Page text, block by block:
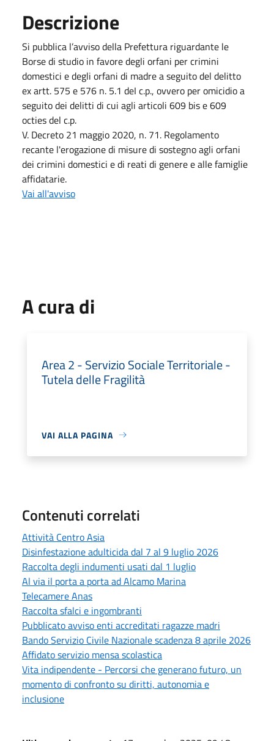
Descrizione
Si pubblica l’avviso della Prefettura riguardante le
Borse di studio in favore degli orfani per crimini
domestici e degli orfani di madre a seguito del delitto
ex artt. 575 e 576 n. 5.1 deI c.p., ovvero per omicidio a
seguito dei delitti di cui agli articoli 609 bis e 609
octies del c.p.
V. Decreto 21 maggio 2020, n. 71. Regolamento
recante l'erogazione di misure di sostegno agli orfani
dei crimini domestici e di reati di genere e alle famiglie
affidatarie.
Vai all'avviso
A cura di
Area 2 - Servizio Sociale Territoriale -
Tutela delle Fragilità
VAI ALLA PAGINA
Contenuti correlati
Attività Centro Asia
Disinfestazione adulticida dal 7 al 9 luglio 2026
Raccolta degli indumenti usati dal 1 luglio
Al via il porta a porta ad Alcamo Marina
Telecamere Anas
Raccolta sfalci e ingombranti
Pubblicato avviso enti accreditati ragazze madri
Bando Servizio Civile Nazionale scadenza 8 aprile 2026
Affidato servizio mensa scolastica
Vita indipendente - Percorsi che generano futuro, un
momento di confronto su diritti, autonomia e
inclusione